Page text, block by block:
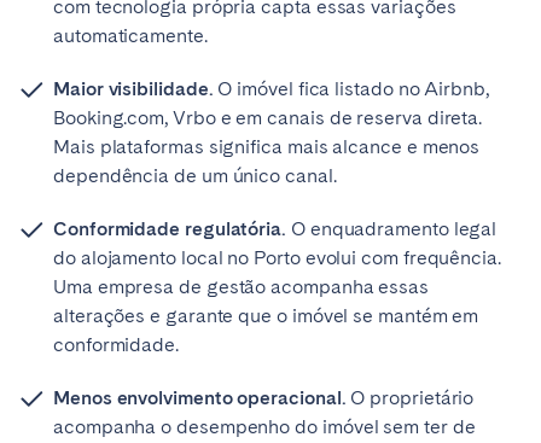
com tecnologia própria capta essas variações
automaticamente.
Maior visibilidade. O imóvel fica listado no Airbnb,
Booking.com, Vrbo e em canais de reserva direta.
Mais plataformas significa mais alcance e menos
dependência de um único canal.
Conformidade regulatória. O enquadramento legal
do alojamento local no Porto evolui com frequência.
Uma empresa de gestão acompanha essas
alterações e garante que o imóvel se mantém em
conformidade.
Menos envolvimento operacional. O proprietário
acompanha o desempenho do imóvel sem ter de